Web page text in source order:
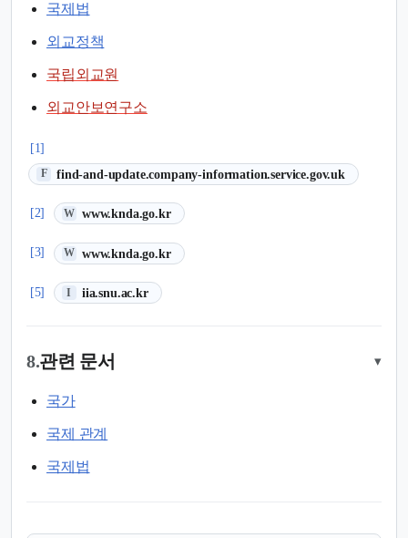
국제법
외교정책
국립외교원
외교안보연구소
[1]
F find-and-update.company-information.service.gov.uk
(새 탭에서 열림)
[2] W www.knda.go.kr
(새 탭에서 열림)
[3] W www.knda.go.kr
(새 탭에서 열림)
[5] I iia.snu.ac.kr
(새 탭에서 열림)
8.관련 문서 ▾
국가
국제 관계
국제법